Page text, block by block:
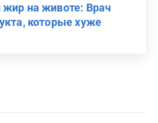
на животе: Врач
которые хуже